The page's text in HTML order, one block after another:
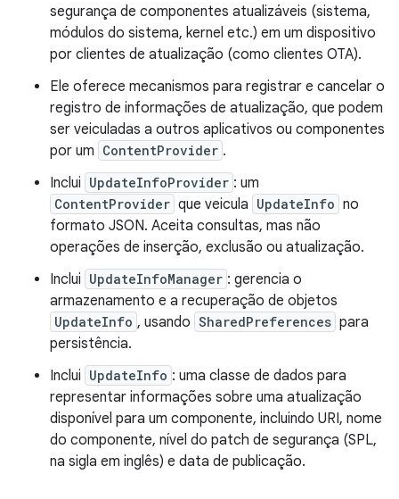
segurança de componentes atualizáveis (sistema,
módulos do sistema, kernel etc.) em um dispositivo
por clientes de atualização (como clientes OTA).
Ele oferece mecanismos para registrar e cancelar o
registro de informações de atualização, que podem
ser veiculadas a outros aplicativos ou componentes
por um ContentProvider .
Inclui UpdateInfoProvider : um
ContentProvider que veicula UpdateInfo no
formato JSON. Aceita consultas, mas não
operações de inserção, exclusão ou atualização.
Inclui UpdateInfoManager : gerencia o
armazenamento e a recuperação de objetos
UpdateInfo , usando SharedPreferences para
persistência.
Inclui UpdateInfo : uma classe de dados para
representar informações sobre uma atualização
disponível para um componente, incluindo URI, nome
do componente, nível do patch de segurança (SPL,
na sigla em inglês) e data de publicação.